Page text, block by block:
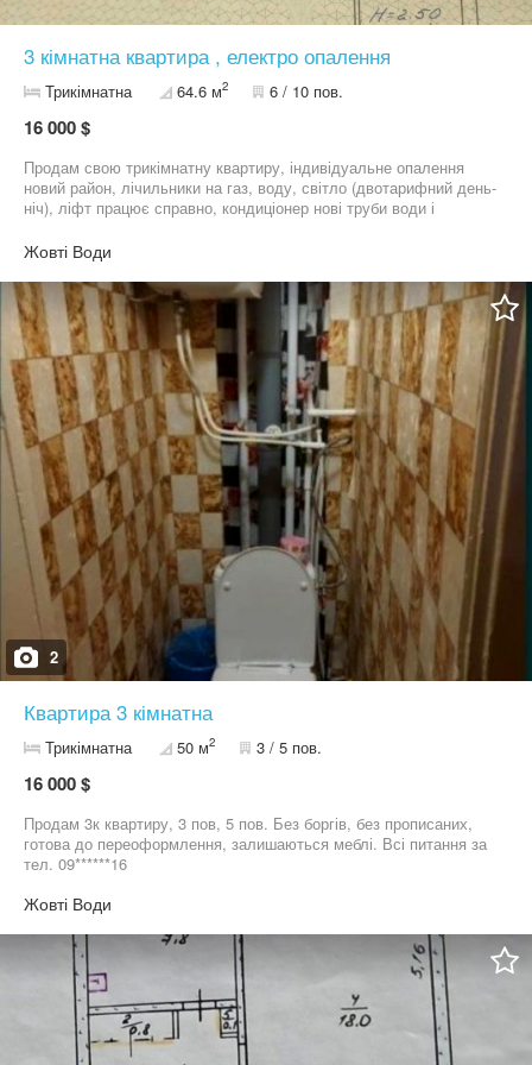
3 кімнатна квартира , електро опалення
Трикімнатна 64.6 м2 6 / 10 пов.
16 000 $
Продам свою трикімнатну квартиру, індивідуальне опалення
новий район, лічильники на газ, воду, світло (двотарифний день-
ніч), ліфт працює справно, кондиціонер нові труби води і
дитячий майданчик та футбольне поле, головне - ввічливі і тихі
сусіди! Телефонуйте, все розповім і покажу квартиру.
Жовті Води
2
Квартира 3 кімнатна
Трикімнатна 50 м2 3 / 5 пов.
16 000 $
Продам 3к квартиру, 3 пов, 5 пов. Без боргів, без прописаних,
готова до переоформлення, залишаються меблі. Всі питання за
тел. 09******16
Жовті Води